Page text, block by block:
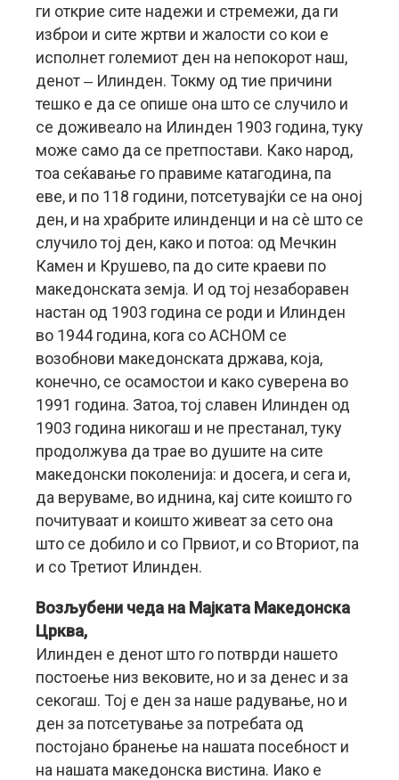
ги открие сите надежи и стремежи, да ги
изброи и сите жртви и жалости со кои е
исполнет големиот ден на непокорот наш,
денот ‒ Илинден. Токму од тие причини
тешко е да се опише она што се случило и
се доживеало на Илинден 1903 година, туку
може само да се претпостави. Како народ,
тоа сеќавање го правиме катагодина, па
еве, и по 118 години, потсетувајќи се на оној
ден, и на храбрите илинденци и на сè што се
случило тој ден, како и потоа: од Мечкин
Камен и Крушево, па до сите краеви по
македонската земја. И од тој незаборавен
настан од 1903 година се роди и Илинден
во 1944 година, кога со АСНОМ се
возобнови македонската држава, која,
конечно, се осамостои и како суверена во
1991 година. Затоа, тој славен Илинден од
1903 година никогаш и не престанал, туку
продолжува да трае во душите на сите
македонски поколенија: и досега, и сега и,
да веруваме, во иднина, кај сите коишто го
почитуваат и коишто живеат за сето она
што се добило и со Првиот, и со Вториот, па
и со Третиот Илинден.
Возљубени чеда на Мајката Македонска
Црква,
Илинден е денот што го потврди нашето
постоење низ вековите, но и за денес и за
секогаш. Тој е ден за наше радување, но и
ден за потсетување за потребата од
постојано бранење на нашата посебност и
на нашата македонска вистина. Иако е